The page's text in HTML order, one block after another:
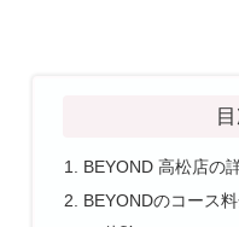
BEYOND 高松店の
BEYONDのコース